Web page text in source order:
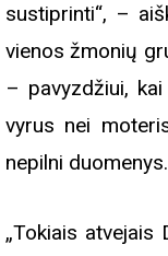
sustiprinti“, –
vienos žmonių
– pavyzdžiui,
vyrus nei
nepilni duomenys.
„Tokiais atvejais